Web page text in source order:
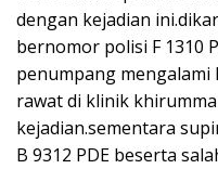
dengan kejadian
bernomor polisi F 1310
penumpang
rawat di klinik
kejadian.sementara
B 9312 PDE beserta